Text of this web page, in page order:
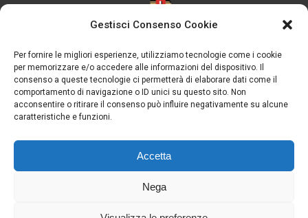
Gestisci Consenso Cookie
Per fornire le migliori esperienze, utilizziamo tecnologie come i cookie
per memorizzare e/o accedere alle informazioni del dispositivo. Il
consenso a queste tecnologie ci permetterà di elaborare dati come il
comportamento di navigazione o ID unici su questo sito. Non
acconsentire o ritirare il consenso può influire negativamente su alcune
caratteristiche e funzioni.
Accetta
Nega